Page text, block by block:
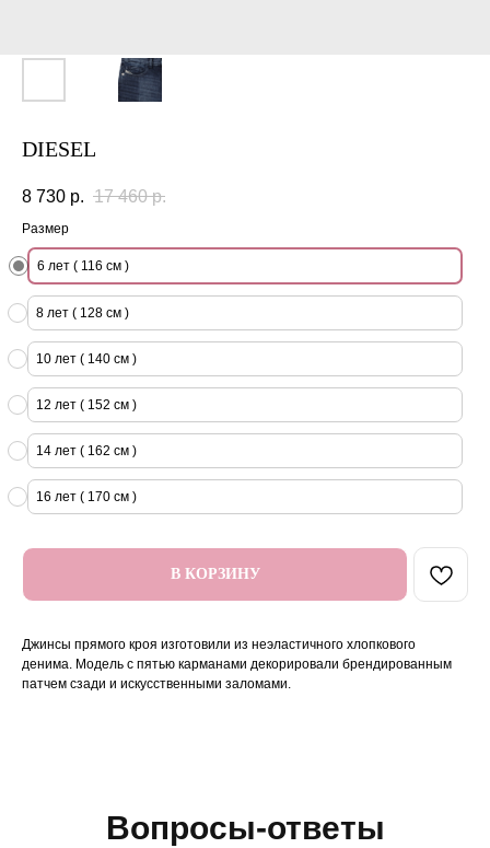
DIESEL
8 730 р. 17 460 р.
Размер
6 лет ( 116 см )
8 лет ( 128 см )
10 лет ( 140 см )
12 лет ( 152 см )
14 лет ( 162 см )
16 лет ( 170 см )
В КОРЗИНУ
Джинсы прямого кроя изготовили из неэластичного хлопкового
денима. Модель с пятью карманами декорировали брендированным
патчем сзади и искусственными заломами.
Вопросы-ответы